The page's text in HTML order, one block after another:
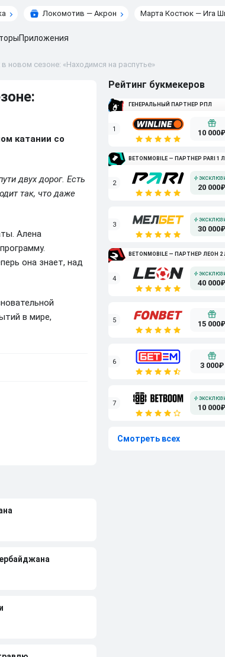
Локомотив — Акрон Марта Костюк — Ига
Приложения
новом сезоне: «Находимся на распутье»
катании со
двух дорог. Есть
так, что даже
Алена
она знает, над
в мире,
Рейтинг букмекеров
ГЕНЕРАЛЬНЫЙ ПАРТНЕР РПЛ
1 10 000₽
BETONMOBILE — ПАРТНЕР PARI 1
2 20 000₽
3 30 000₽
BETONMOBILE — ПАРТНЕР ЛЕОН 2
4 40 000₽
5 15 000₽
6 3 000₽
7 10 000₽
Смотреть всех